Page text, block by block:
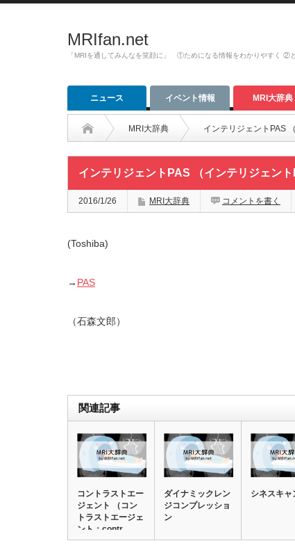
MRIfan.net
「MRIを通してみんなを笑顔に」 ①ためになる情報をわかりやすく ②
ニュース イベント情報 MRI大辞典
MRI大辞典 インテリジェントPAS
インテリジェントPAS （インテリジェン
2016/1/26 MRI大辞典 コメントを書く
(Toshiba)
→ PAS
（石森文郎）
関連記事
コントラストエー
ジェント （コン
トラストエージェ
ント：contr…
ダイナミックレン
ジコンプレッショ
ン
シネスキャ